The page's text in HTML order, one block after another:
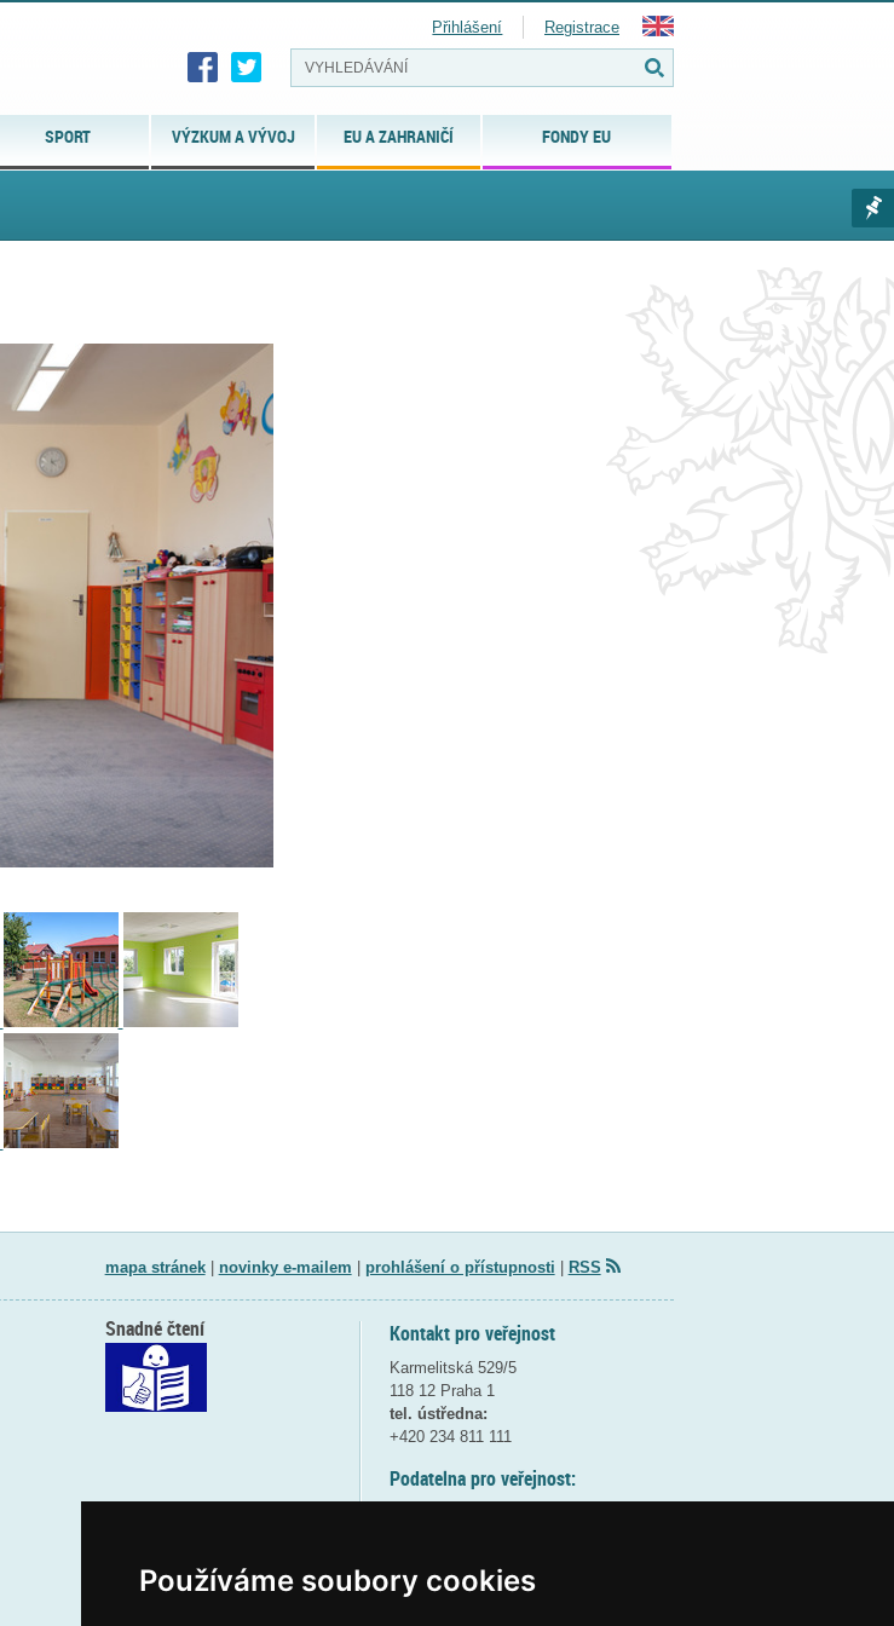
Používáme soubory cookies
SPORT VÝZKUM A VÝVOJ EU A ZAHRANIČÍ FONDY EU
Přihlášení Registrace
mapa stránek| novinky e-mailem prohlášení o přístupnosti RSS
Kontakt pro veřejnost
Karmelitská 529/5
118 12 Praha 1
tel. ústředna:
+420 234 811 111
Podatelna pro veřejnost:
Snadné čtení